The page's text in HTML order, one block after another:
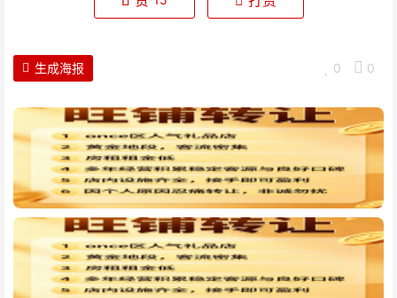
0 0
生成海报